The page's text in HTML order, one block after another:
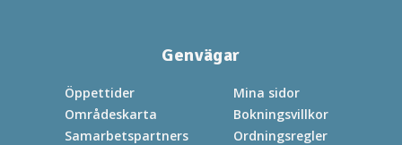
Genvägar
Öppettider
Områdeskarta
Samarbetspartners
Mina sidor
Bokningsvillkor
Ordningsregler